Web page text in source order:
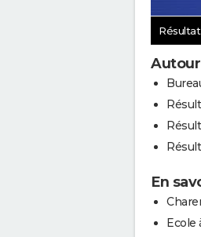
En
Ecole